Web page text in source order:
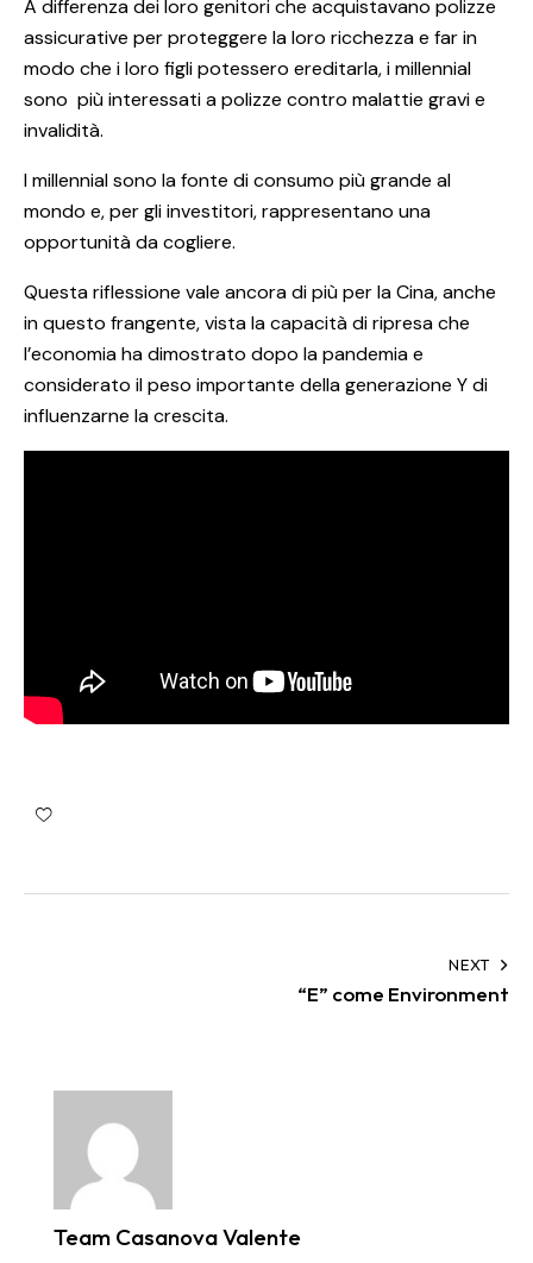
A differenza dei loro genitori che acquistavano polizze
assicurative per proteggere la loro ricchezza e far in
modo che i loro figli potessero ereditarla, i millennial
sono più interessati a polizze contro malattie gravi e
invalidità.
I millennial sono la fonte di consumo più grande al
mondo e, per gli investitori, rappresentano una
opportunità da cogliere.
Questa riflessione vale ancora di più per la Cina, anche
in questo frangente, vista la capacità di ripresa che
l’economia ha dimostrato dopo la pandemia e
considerato il peso importante della generazione Y di
influenzarne la crescita.
NEXT
“E” come Environment
Team Casanova Valente